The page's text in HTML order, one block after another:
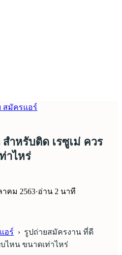
สมัครแอร์
ำหรับติด เรซูเม่ ควร
าไหร่
าคม 2563·อ่าน 2 นาที
อร์ › รูปถ่ายสมัครงาน ที่ดี
ไหน ขนาดเท่าไหร่